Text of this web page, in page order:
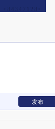
发布